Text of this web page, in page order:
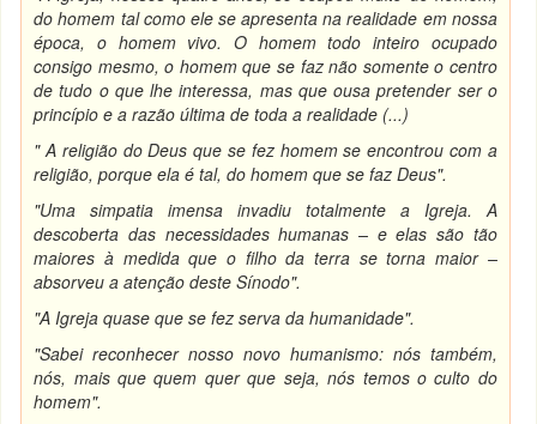
do homem tal como ele se apresenta na realidade em nossa
época, o homem vivo. O homem todo inteiro ocupado
consigo mesmo, o homem que se faz não somente o centro
de tudo o que lhe interessa, mas que ousa pretender ser o
princípio e a razão última de toda a realidade (...)
" A religião do Deus que se fez homem se encontrou com a
religião, porque ela é tal, do homem que se faz Deus".
"Uma simpatia imensa invadiu totalmente a Igreja. A
descoberta das necessidades humanas – e elas são tão
maiores à medida que o filho da terra se torna maior –
absorveu a atenção deste Sínodo".
"A Igreja quase que se fez serva da humanidade".
"Sabei reconhecer nosso novo humanismo: nós também,
nós, mais que quem quer que seja, nós temos o culto do
homem".